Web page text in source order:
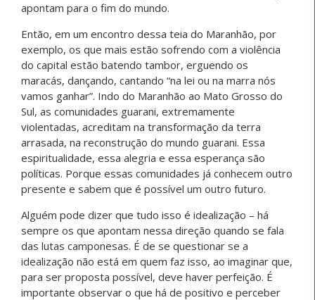
apontam para o fim do mundo.
Então, em um encontro dessa teia do Maranhão, por
exemplo, os que mais estão sofrendo com a violência
do capital estão batendo tambor, erguendo os
maracás, dançando, cantando “na lei ou na marra nós
vamos ganhar”. Indo do Maranhão ao Mato Grosso do
Sul, as comunidades guarani, extremamente
violentadas, acreditam na transformação da terra
arrasada, na reconstrução do mundo guarani. Essa
espiritualidade, essa alegria e essa esperança são
políticas. Porque essas comunidades já conhecem outro
presente e sabem que é possível um outro futuro.
Alguém pode dizer que tudo isso é idealização – há
sempre os que apontam nessa direção quando se fala
das lutas camponesas. É de se questionar se a
idealização não está em quem faz isso, ao imaginar que,
para ser proposta possível, deve haver perfeição. É
importante observar o que há de positivo e perceber